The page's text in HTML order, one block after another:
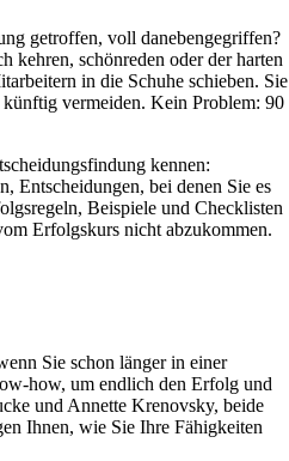
getroffen, voll danebengegriffen?
kehren, schönreden oder der harten
in die Schuhe schieben. Sie
vermeiden. Kein Problem: 90
kennen:
Entscheidungen, bei denen Sie es
Beispiele und Checklisten
Erfolgskurs nicht abzukommen.
Sie schon länger in einer
how, um endlich den Erfolg und
und Annette Krenovsky, beide
Ihnen, wie Sie Ihre Fähigkeiten